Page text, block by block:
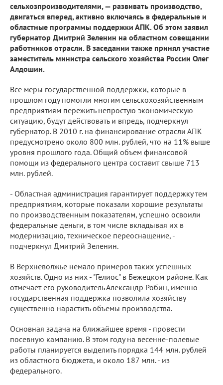
сельхозпроизводителями, — развивать производство,
двигаться вперед, активно включаясь в федеральные и
областные программы поддержки АПК. Об этом заявил
губернатор Дмитрий Зеленин на областном совещании
работников отрасли. В заседании также принял участие
заместитель министра сельского хозяйства России Олег
Алдошин.
Все меры государственной поддержки, которые в
прошлом году помогли многим сельскохозяйственным
предприятиям пережить непростую экономическую
ситуацию, будут действовать и впредь, подчеркнул
губернатор. В 2010 г. на финансирование отрасли АПК
предусмотрено около 800 млн. рублей, что на 11% выше
уровня прошлого года. Общий объем финансовой
помощи из федерального центра составит свыше 713
млн. рублей.
- Областная администрация гарантирует поддержку тем
предприятиям, которые показали хорошие результаты
по производственным показателям, успешно освоили
федеральные деньги, в том числе вкладывая их в
модернизацию, техническое переоснащение, -
подчеркнул Дмитрий Зеленин.
В Верхневолжье немало примеров таких успешных
хозяйств. Одно из них - "Гелиос" в Бежецком районе. Как
отмечает его руководитель Александр Робин, именно
государственная поддержка позволила хозяйству
существенно нарастить объемы производства.
Основная задача на ближайшее время - провести
посевную кампанию. В этом году на весенне-полевые
работы планируется выделить порядка 144 млн. рублей
из областного бюджета, и около 187 млн. - из
федерального.